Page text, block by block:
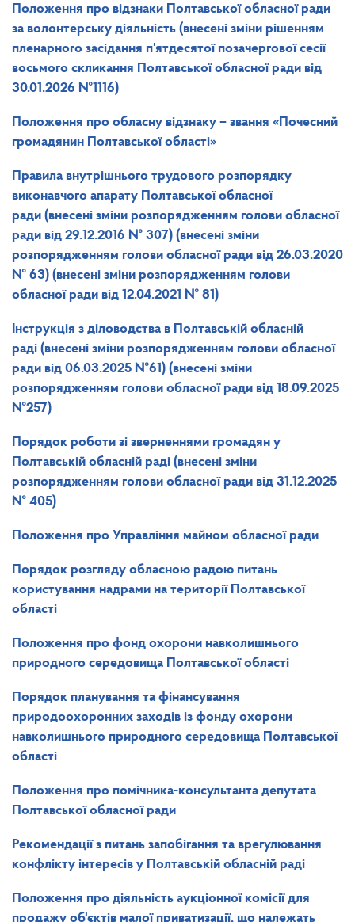
Положення про відзнаки Полтавської обласної ради
за волонтерську діяльність (внесені зміни рішенням
пленарного засідання п'ятдесятої позачергової сесії
восьмого скликання Полтавської обласної ради від
30.01.2026 №1116)
Положення про обласну відзнаку – звання «Почесний
громадянин Полтавської області»
Правила внутрішнього трудового розпорядку
виконавчого апарату Полтавської обласної
ради (внесені зміни розпорядженням голови обласної
ради від 29.12.2016 № 307) (внесені зміни
розпорядженням голови обласної ради від 26.03.2020
№ 63) (внесені зміни розпорядженням голови
обласної ради від 12.04.2021 № 81)
Інструкція з діловодства в Полтавській обласній
раді (внесені зміни розпорядженням голови обласної
ради від 06.03.2025 №61) (внесені зміни
розпорядженням голови обласної ради від 18.09.2025
№257)
Порядок роботи зі зверненнями громадян у
Полтавській обласній раді (внесені зміни
розпорядженням голови обласної ради від 31.12.2025
№ 405)
Положення про Управління майном обласної ради
Порядок розгляду обласною радою питань
користування надрами на території Полтавської
області
Положення про фонд охорони навколишнього
природного середовища Полтавської області
Порядок планування та фінансування
природоохоронних заходів із фонду охорони
навколишнього природного середовища Полтавської
області
Положення про помічника-консультанта депутата
Полтавської обласної ради
Рекомендаціїз питань запобігання та врегулювання
конфлікту інтересів у Полтавській обласній раді
Положення про діяльність аукціонної комісії для
продажу об'єктів малої приватизації, що належать